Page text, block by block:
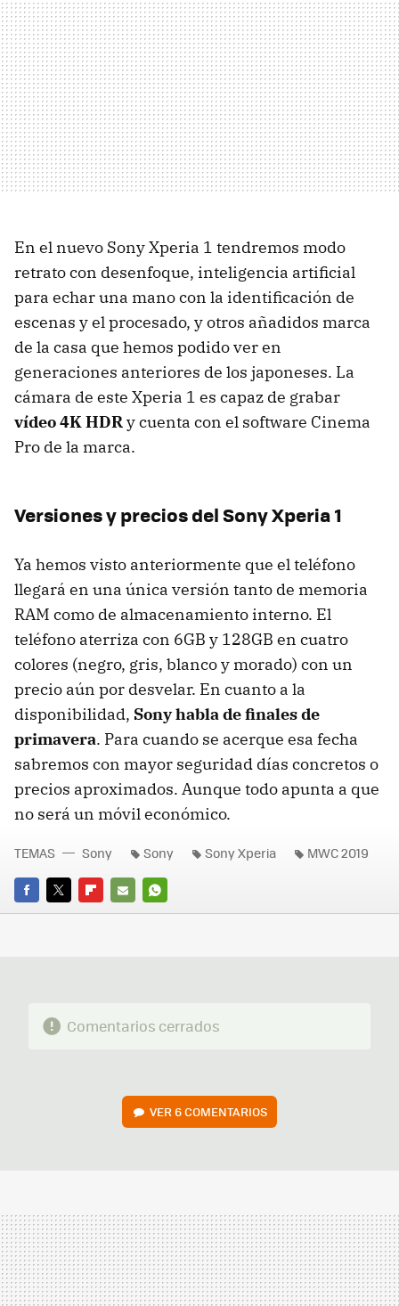
En el nuevo Sony Xperia 1 tendremos modo
retrato con desenfoque, inteligencia artificial
para echar una mano con la identificación de
escenas y el procesado, y otros añadidos marca
de la casa que hemos podido ver en
generaciones anteriores de los japoneses. La
cámara de este Xperia 1 es capaz de grabar
vídeo 4K HDRy cuenta con el software Cinema
Pro de la marca.
Versiones y precios del Sony Xperia 1
Ya hemos visto anteriormente que el teléfono
llegará en una única versión tanto de memoria
RAM como de almacenamiento interno. El
teléfono aterriza con 6GB y 128GB en cuatro
colores (negro, gris, blanco y morado) con un
precio aún por desvelar. En cuanto a la
disponibilidad, Sony habla de finales de
primavera. Para cuando se acerque esa fecha
sabremos con mayor seguridad días concretos o
precios aproximados. Aunque todo apunta a que
no será un móvil económico.
FACEBOOK
TWITTERFLIPBOARD
E-
WHATSAPP
TEMAS Sony Sony Sony Xperia MWC 2019
Comentarios cerrados
VER6 COMENTARIOS